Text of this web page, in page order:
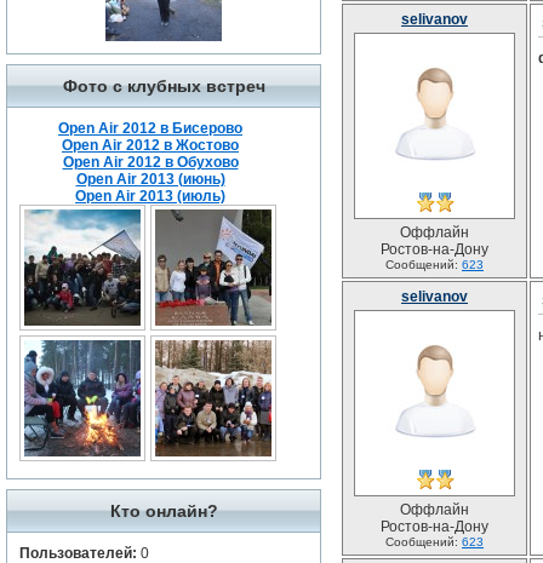
Фото с клубных встреч
Open Air 2012 в Бисерово
Open Air 2012 в Жостово
Open Air 2012 в Обухово
Open Air 2013 (июнь)
Open Air 2013 (июль)
Кто онлайн?
Пользователей: 0
selivanov
Оффлайн
Ростов-на-Дону
Сообщений: 623
selivanov
Оффлайн
Ростов-на-Дону
Сообщений: 623